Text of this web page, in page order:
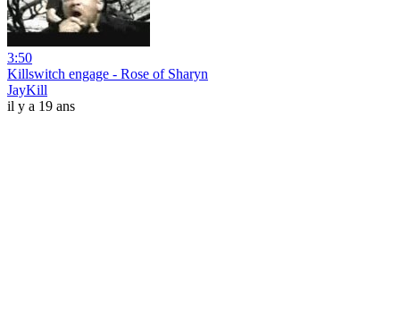
3:50
Killswitch engage - Rose of Sharyn
JayKill
il y a 19 ans